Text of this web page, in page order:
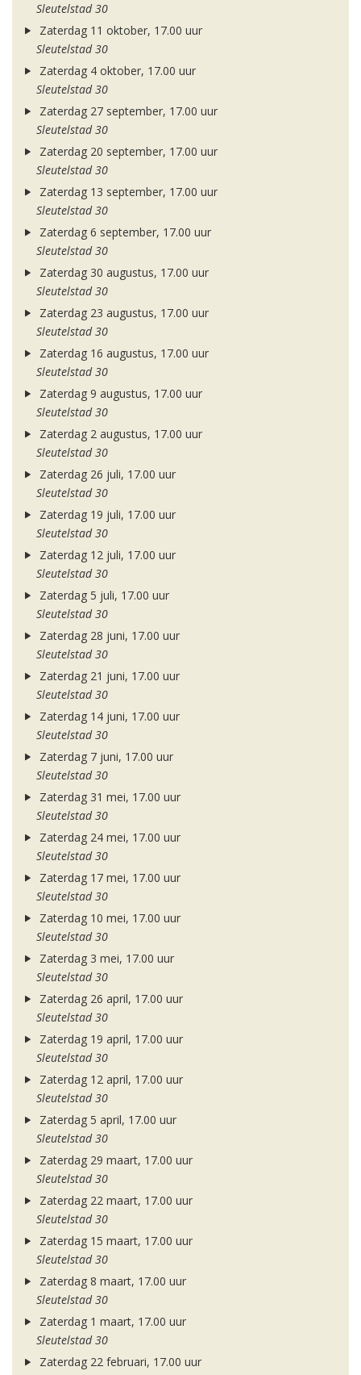
Sleutelstad 30
Zaterdag 11 oktober, 17.00 uur
Sleutelstad 30
Zaterdag 4 oktober, 17.00 uur
Sleutelstad 30
Zaterdag 27 september, 17.00 uur
Sleutelstad 30
Zaterdag 20 september, 17.00 uur
Sleutelstad 30
Zaterdag 13 september, 17.00 uur
Sleutelstad 30
Zaterdag 6 september, 17.00 uur
Sleutelstad 30
Zaterdag 30 augustus, 17.00 uur
Sleutelstad 30
Zaterdag 23 augustus, 17.00 uur
Sleutelstad 30
Zaterdag 16 augustus, 17.00 uur
Sleutelstad 30
Zaterdag 9 augustus, 17.00 uur
Sleutelstad 30
Zaterdag 2 augustus, 17.00 uur
Sleutelstad 30
Zaterdag 26 juli, 17.00 uur
Sleutelstad 30
Zaterdag 19 juli, 17.00 uur
Sleutelstad 30
Zaterdag 12 juli, 17.00 uur
Sleutelstad 30
Zaterdag 5 juli, 17.00 uur
Sleutelstad 30
Zaterdag 28 juni, 17.00 uur
Sleutelstad 30
Zaterdag 21 juni, 17.00 uur
Sleutelstad 30
Zaterdag 14 juni, 17.00 uur
Sleutelstad 30
Zaterdag 7 juni, 17.00 uur
Sleutelstad 30
Zaterdag 31 mei, 17.00 uur
Sleutelstad 30
Zaterdag 24 mei, 17.00 uur
Sleutelstad 30
Zaterdag 17 mei, 17.00 uur
Sleutelstad 30
Zaterdag 10 mei, 17.00 uur
Sleutelstad 30
Zaterdag 3 mei, 17.00 uur
Sleutelstad 30
Zaterdag 26 april, 17.00 uur
Sleutelstad 30
Zaterdag 19 april, 17.00 uur
Sleutelstad 30
Zaterdag 12 april, 17.00 uur
Sleutelstad 30
Zaterdag 5 april, 17.00 uur
Sleutelstad 30
Zaterdag 29 maart, 17.00 uur
Sleutelstad 30
Zaterdag 22 maart, 17.00 uur
Sleutelstad 30
Zaterdag 15 maart, 17.00 uur
Sleutelstad 30
Zaterdag 8 maart, 17.00 uur
Sleutelstad 30
Zaterdag 1 maart, 17.00 uur
Sleutelstad 30
Zaterdag 22 februari, 17.00 uur